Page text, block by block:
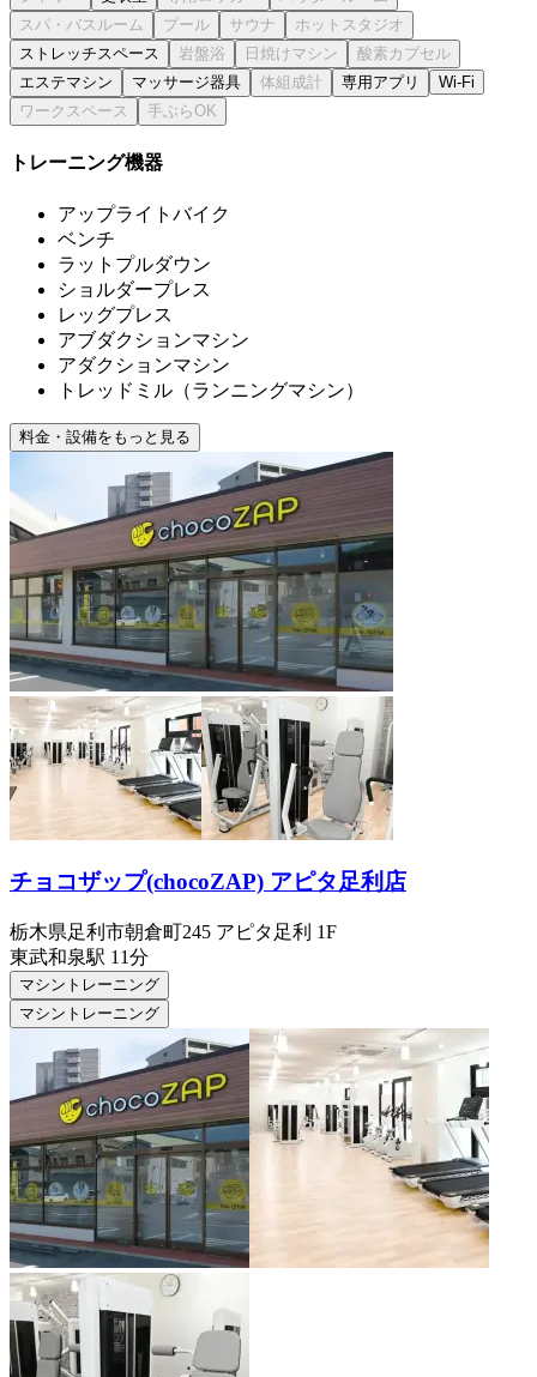
ストレッチスペース
エステマシン
マッサージ器具 専用アプリ Wi-Fi
トレーニング機器
アップライトバイク
ベンチ
ラットプルダウン
ショルダープレス
レッグプレス
アブダクションマシン
アダクションマシン
トレッドミル（ランニングマシン）
料金・設備をもっと見る
チョコザップ(chocoZAP) アピタ足利店
栃木県足利市朝倉町245 アピタ足利 1F
東武和泉駅 11分
マシントレーニング
マシントレーニング